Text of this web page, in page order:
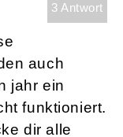
3 Antwort
auch
jahr ein
funktioniert.
dir alle